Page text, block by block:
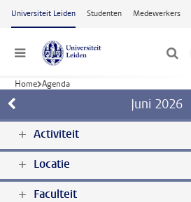
Ga naar hoofdinhoud
Universiteit Leiden Studenten Medewerkers
Menu
Home Agenda
Juni 2026
Activiteit
Locatie
Faculteit